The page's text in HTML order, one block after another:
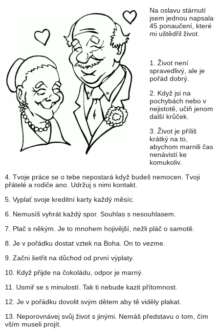
Na oslavu stárnutí
jsem jednou napsala
45 ponaučení, které
mi uštědřil život.
1. Život není
spravedlivý, ale je
pořád dobrý.
2. Když jsi na
pochybách nebo v
nejistotě, učiň jenom
další krůček.
3. Život je příliš
krátký na to,
abychom marnili čas
nenávistí ke
komukoliv.
4. Tvoje práce se o tebe nepostará když budeš nemocen. Tvoji
přátelé a rodiče ano. Udržuj s nimi kontakt.
5. Vyplať svoje kreditní karty každý měsíc.
6. Nemusíš vyhrát každý spor. Souhlas s nesouhlasem.
7. Plač s někým. Je to mnohem hojivější, nežli pláč o samotě.
8. Je v pořádku dostat vztek na Boha. On to vezme.
9. Začni šetřit na důchod od první výplaty.
10. Když přijde na čokoládu, odpor je marný.
11. Usmiř se s minulostí. Tak ti nebude kazit přítomnost.
12. Je v pořádku dovolit svým dětem aby tě viděly plakat.
13. Neporovnávej svůj život s jinými. Nemáš představu o tom, čím
vším museli projít.